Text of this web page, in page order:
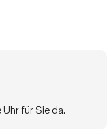
für Sie da.